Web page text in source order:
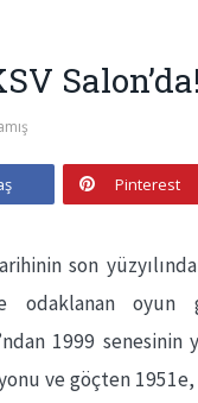
Salon’da!
Pinterest
son
odaklanan oyun
1999
ve göçten 1951e,